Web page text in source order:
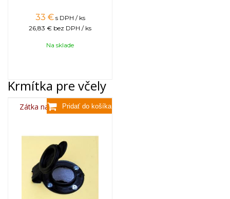
33 € s DPH / ks
26,83 € bez DPH / ks
Na sklade
Krmítka pre včely
Zátka na vlievanie sirupu